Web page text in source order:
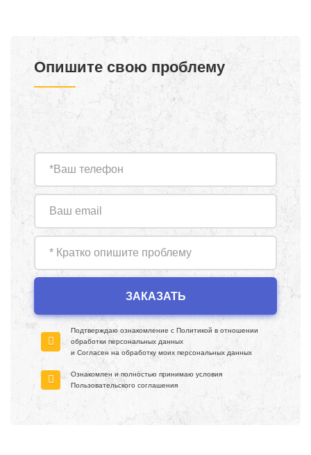
Опишите свою проблему
Подтверждаю ознакомление с Политикой в отношении
обработки персональных данных
и Согласен на обработку моих персональных данных
Ознакомлен и полностью принимаю условия
Пользовательского соглашения